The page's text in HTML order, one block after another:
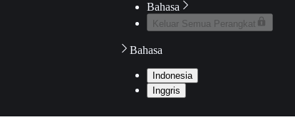
Bahasa
Keluar Semua Perangkat
Bahasa
Indonesia
Inggris